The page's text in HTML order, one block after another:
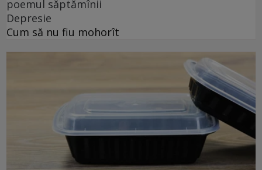
poemul săptămînii
Depresie
Cum să nu fiu mohorît